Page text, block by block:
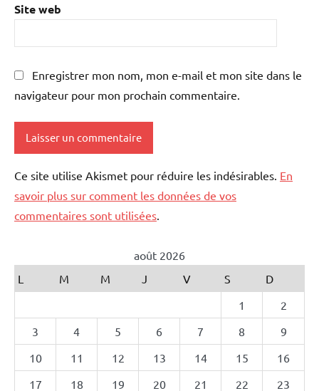
Site web
Enregistrer mon nom, mon e-mail et mon site dans le
navigateur pour mon prochain commentaire.
Ce site utilise Akismet pour réduire les indésirables. En
savoir plus sur comment les données de vos
commentaires sont utilisées
août 2026
L
M M J V S
D
1
2
3
4 5 6 7 8
9
10
11 12 13 14 15
16
17
18 19 20 21 22 23